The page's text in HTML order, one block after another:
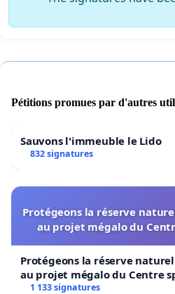
Pétitions promues par d'autres
Sauvons l'immeuble le Lido
832 signatures
Protégeons la réserve
au projet mégalo du
Protégeons la réserve
au projet mégalo du Centre
1 133 signatures